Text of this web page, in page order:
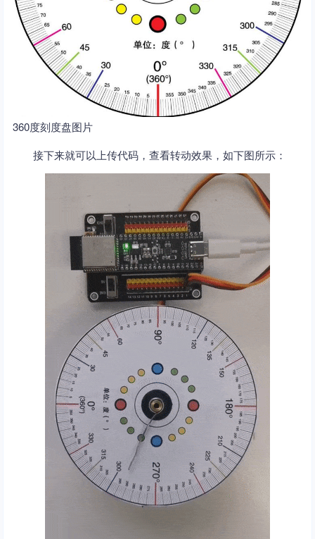
360度刻度盘图片
接下来就可以上传代码，查看转动效果，如下图所示：